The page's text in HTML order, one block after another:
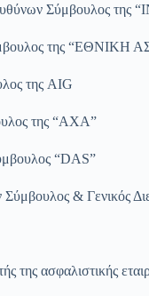
Σύμβουλος της
της “ΕΘΝΙΚΗ
της AIG
της “AXA”
“DAS”
Σύμβουλος & Γενικός
της ασφαλιστικής